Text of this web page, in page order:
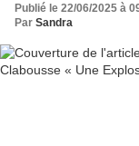
Publié le 22/06/2025 à
Par Sandra